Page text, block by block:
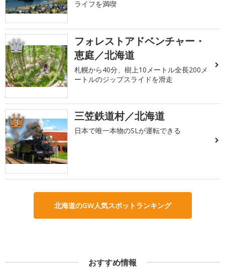
ライフを満喫
2
フォレストアドベンチャー・
恵庭／北海道
札幌から40分、樹上10メートル全長200メ
ートルのジップスライドを滑走
3 三笠鉄道村／北海道
日本で唯一本物のSLが運転できる
北海道のGW人気スポットランキング
おすすめ情報